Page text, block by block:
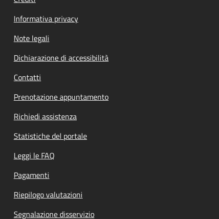
Informativa privacy
Note legali
Dichiarazione di accessibilità
Contatti
Prenotazione appuntamento
Richiedi assistenza
Statistiche del portale
Leggi le FAQ
Pagamenti
Riepilogo valutazioni
Segnalazione disservizio